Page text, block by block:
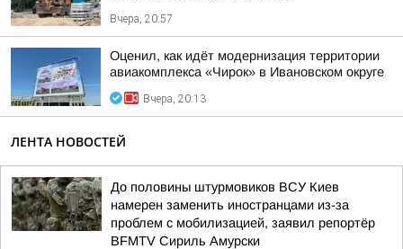
Вчера, 20:57
Оценил, как идёт модернизация территории
авиакомплекса «Чирок» в Ивановском округе
Вчера, 20:13
ЛЕНТА НОВОСТЕЙ
До половины штурмовиков ВСУ Киев
намерен заменить иностранцами из-за
проблем с мобилизацией, заявил репортёр
BFMTV Сириль Амурски